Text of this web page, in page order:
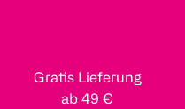
Gratis Lieferung
ab 49 €